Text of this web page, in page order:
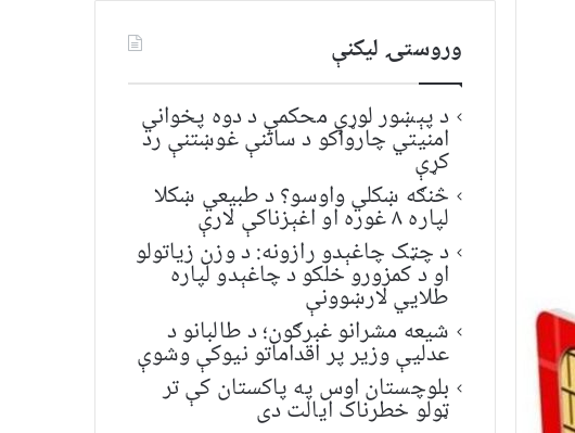
وروستۍ ليکنې
د پېښور لوړې محکمې د دوه پخواني
امنیتي چارواکو د ساتنې غوښتنې رد
کړې
څنګه ښکلي واوسو؟ د طبیعي ښکلا
لپاره ۸ غوره او اغېزناکې لارې
د چټک چاغېدو رازونه: د وزن زیاتولو
او د کمزورو خلکو د چاغېدو لپاره
طلایي لارښوونې
شیعه مشرانو غبرګون؛ د طالبانو د
عدلیې وزیر پر اقداماتو نیوکې وشوې
بلوچستان اوس په پاکستان کې تر
ټولو خطرناک ایالت دی